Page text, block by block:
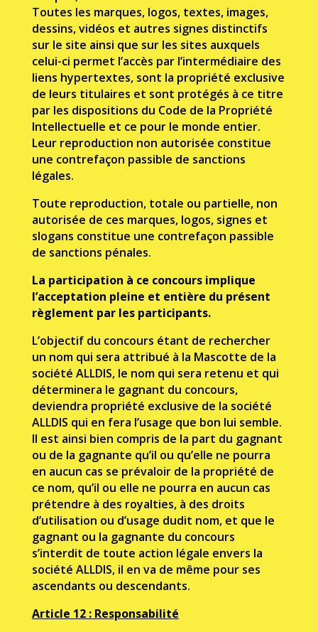
Toutes les marques, logos, textes, images,
dessins, vidéos et autres signes distinctifs
sur le site ainsi que sur les sites auxquels
celui-ci permet l’accès par l’intermédiaire des
liens hypertextes, sont la propriété exclusive
de leurs titulaires et sont protégés à ce titre
par les dispositions du Code de la Propriété
Intellectuelle et ce pour le monde entier.
Leur reproduction non autorisée constitue
une contrefaçon passible de sanctions
légales.
Toute reproduction, totale ou partielle, non
autorisée de ces marques, logos, signes et
slogans constitue une contrefaçon passible
de sanctions pénales.
La participation à ce concours implique
l’acceptation pleine et entière du présent
règlement par les participants.
L’objectif du concours étant de rechercher
un nom qui sera attribué à la Mascotte de la
société ALLDIS, le nom qui sera retenu et qui
déterminera le gagnant du concours,
deviendra propriété exclusive de la société
ALLDIS qui en fera l’usage que bon lui semble.
Il est ainsi bien compris de la part du gagnant
ou de la gagnante qu’il ou qu’elle ne pourra
en aucun cas se prévaloir de la propriété de
ce nom, qu’il ou elle ne pourra en aucun cas
prétendre à des royalties, à des droits
d’utilisation ou d’usage dudit nom, et que le
gagnant ou la gagnante du concours
s’interdit de toute action légale envers la
société ALLDIS, il en va de même pour ses
ascendants ou descendants.
Article 12 : Responsabilité